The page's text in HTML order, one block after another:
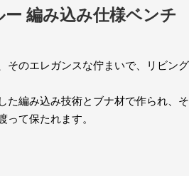
編み込み仕様ベンチ
そのエレガンスな佇まいで、リビン
た編み込み技術とブナ材で作られ、
て保たれます。